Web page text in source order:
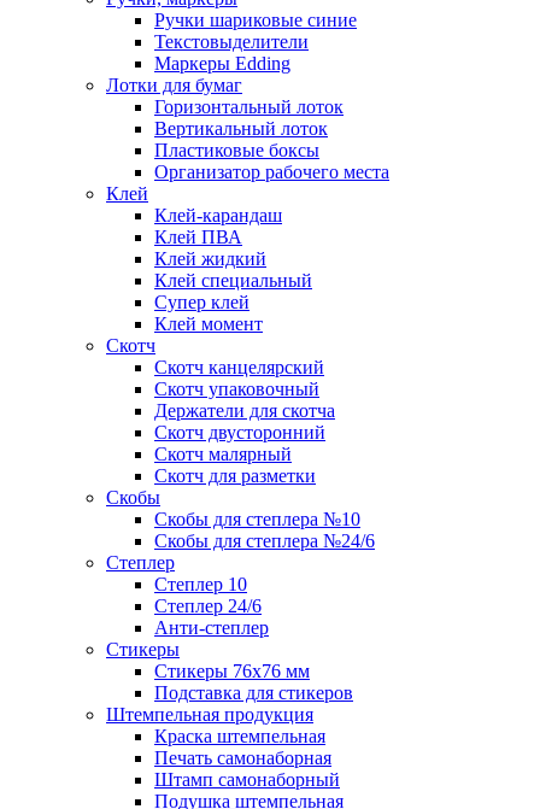
Ручки шариковые синие
Текстовыделители
Маркеры Edding
Лотки для бумаг
Горизонтальный лоток
Вертикальный лоток
Пластиковые боксы
Организатор рабочего места
Клей
Клей-карандаш
Клей ПВА
Клей жидкий
Клей специальный
Супер клей
Клей момент
Скотч
Скотч канцелярский
Скотч упаковочный
Держатели для скотча
Скотч двусторонний
Скотч малярный
Скотч для разметки
Скобы
Скобы для степлера №10
Скобы для степлера №24/6
Степлер
Степлер 10
Степлер 24/6
Анти-степлер
Стикеры
Стикеры 76x76 мм
Подставка для стикеров
Штемпельная продукция
Краска штемпельная
Печать самонаборная
Штамп самонаборный
Подушка штемпельная